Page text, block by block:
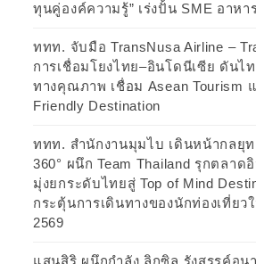
ทุนคู่องค์ความรู้” เร่งปั้น SME อาห
ททท. จับมือ TransNusa Airline –
การเชื่อมโยงไทย–อินโดนีเซีย ดันไ
ทางคุณภาพ เชื่อม Asean Tourism
Friendly Destination
ททท. สำนักงานมุมไบ เดินหน้ากลยุท
360° ผนึก Team Thailand รุกตลาด
มุ่งยกระดับไทยสู่ Top of Mind
กระตุ้นการเดินทางของนักท่องเที่ยว
2569